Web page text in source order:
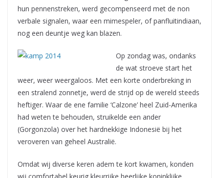
hun pennenstreken, werd gecompenseerd met de non
verbale signalen, waar een mimespeler, of panfluitindiaan,
nog een deuntje weg kan blazen.
Op zondag was, ondanks
de wat stroeve start het
weer, weer weergaloos. Met een korte onderbreking in
een stralend zonnetje, werd de strijd op de wereld steeds
heftiger. Waar de ene familie ‘Calzone’ heel Zuid-Amerika
had weten te behouden, struikelde een ander
(Gorgonzola) over het hardnekkige Indonesië bij het
veroveren van geheel Australië.
Omdat wij diverse keren adem te kort kwamen, konden
wij comfortabel keurig kleurrijke heerlijke koninklijke